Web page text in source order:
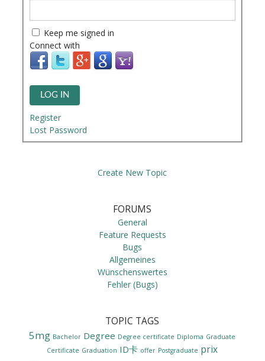
Keep me signed in
Connect with
LOG IN
Register
Lost Password
Create New Topic
FORUMS
General
Feature Requests
Bugs
Allgemeines
Wünschenswertes
Fehler (Bugs)
TOPIC TAGS
5mg Bachelor Degree Degree certificate Diploma Graduate
Certificate Graduation ID卡 offer Postgraduate prix